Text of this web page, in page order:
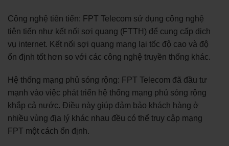
Công nghệ tiên tiến: FPT Telecom sử dụng công nghệ
tiên tiến như kết nối sợi quang (FTTH) để cung cấp dịch
vụ internet. Kết nối sợi quang mang lại tốc độ cao và độ
ổn định tốt hơn so với các công nghệ truyền thống khác.
Hệ thống mạng phủ sóng rộng: FPT Telecom đã đầu tư
mạnh vào việc phát triển hệ thống mạng phủ sóng rộng
khắp cả nước. Điều này giúp đảm bảo khách hàng ở
nhiều vùng địa lý khác nhau đều có thể truy cập mạng
FPT một cách ổn định.